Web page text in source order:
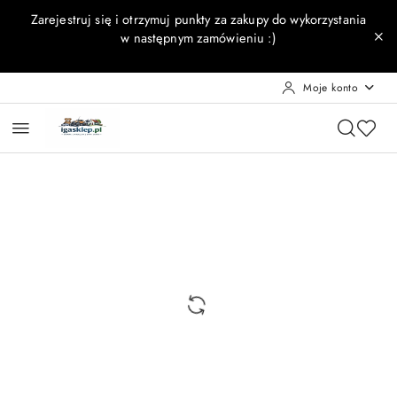
Przejdź do treści głównej
Przejdź do wyszukiwarki
Przejdź do moje konto
Przejdź do menu głównego
Przejdź do opisu produktu
Przejdź do stopki
Zarejestruj się i otrzymuj punkty za zakupy do wykorzystania
w następnym zamówieniu :)
Moje konto